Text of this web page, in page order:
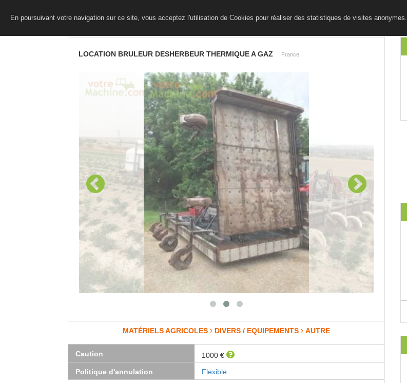
En poursuivant votre navigation sur ce site, vous acceptez l'utilisation de Cookies pour réaliser des statistiques de visites anonymes.
LOCATION BRULEUR DESHERBEUR THERMIQUE A GAZ , France
MATÉRIELS AGRICOLES DIVERS / EQUIPEMENTS AUTRE
Caution
1000 €
Politique d'annulation
Flexible